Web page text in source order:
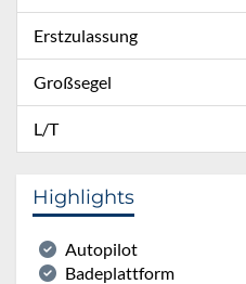
Erstzulassung
Großsegel
L/T
Highlights
Autopilot
Badeplattform